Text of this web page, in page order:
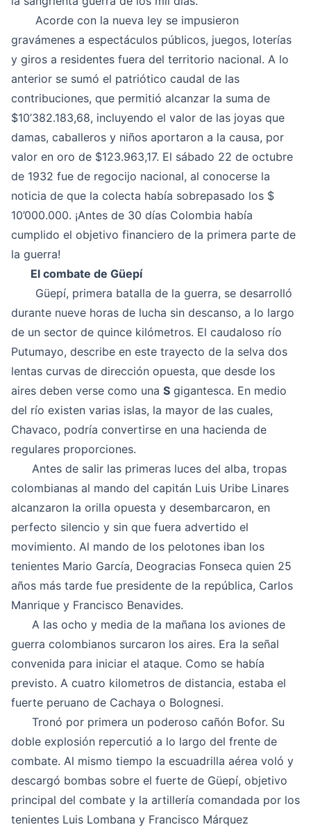
Acorde con la nueva ley se impusieron
gravámenes a espectáculos públicos, juegos, loterías
y giros a residentes fuera del territorio nacional. A lo
anterior se sumó el patriótico caudal de las
contribuciones, que permitió alcanzar la suma de
$10’382.183,68, incluyendo el valor de las joyas que
damas, caballeros y niños aportaron a la causa, por
valor en oro de $123.963,17. El sábado 22 de octubre
de 1932 fue de regocijo nacional, al conocerse la
noticia de que la colecta había sobrepasado los $
10’000.000. ¡Antes de 30 días Colombia había
cumplido el objetivo financiero de la primera parte de
la guerra!
El combate de Güepí
Güepí, primera batalla de la guerra, se desarrolló
durante nueve horas de lucha sin descanso, a lo largo
de un sector de quince kilómetros. El caudaloso río
Putumayo, describe en este trayecto de la selva dos
lentas curvas de dirección opuesta, que desde los
aires deben verse como una S gigantesca. En medio
del río existen varias islas, la mayor de las cuales,
Chavaco, podría convertirse en una hacienda de
regulares proporciones.
Antes de salir las primeras luces del alba, tropas
colombianas al mando del capitán Luis Uribe Linares
alcanzaron la orilla opuesta y desembarcaron, en
perfecto silencio y sin que fuera advertido el
movimiento. Al mando de los pelotones iban los
tenientes Mario García, Deogracias Fonseca quien 25
años más tarde fue presidente de la república, Carlos
Manrique y Francisco Benavides.
A las ocho y media de la mañana los aviones de
guerra colombianos surcaron los aires. Era la señal
convenida para iniciar el ataque. Como se había
previsto. A cuatro kilometros de distancia, estaba el
fuerte peruano de Cachaya o Bolognesi.
Tronó por primera un poderoso cañón Bofor. Su
doble explosión repercutió a lo largo del frente de
combate. Al mismo tiempo la escuadrilla aérea voló y
descargó bombas sobre el fuerte de Güepí, objetivo
principal del combate y la artillería comandada por los
tenientes Luis Lombana y Francisco Márquez